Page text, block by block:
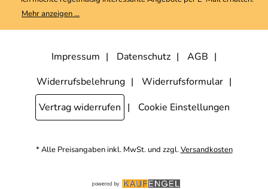
Meine E-Mail-Adresse wird nicht an andere Unternehmen
weitergegeben. Zu statistischen Zwecken wird in anonymer Form
kann ich jederzeit mit Wirkung für die Zukunft widerrufen, indem ich
den Link "Abmelden" am Ende des Newsletters anklicke. Die
Mehr anzeigen ...
Impressum Datenschutz
AGB
Widerrufsbelehrung
Widerrufsformular
Vertrag widerrufen
Cookie Einstellungen
* Alle Preisangaben inkl. MwSt. und zzgl.Versandkosten